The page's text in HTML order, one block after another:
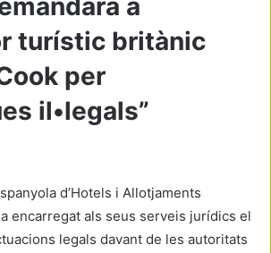
a
turístic britànic
per
il•legals”
d’Hotels i Allotjaments
encarregat als seus serveis jurídics el
legals davant de les autoritats